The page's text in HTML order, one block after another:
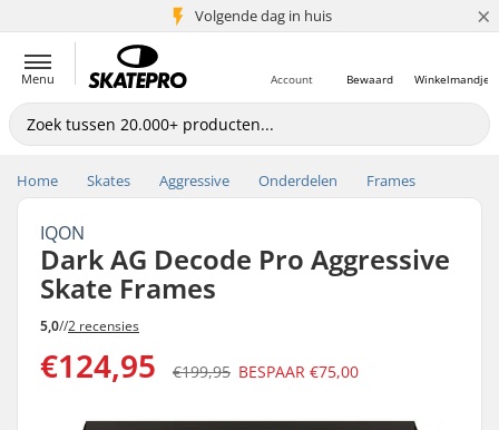
Volgende dag in huis
5+ mln. klanten ×
Menu Winkelmandje
Bewaard
Account
Home Skates Aggressive Onderdelen Frames
IQON
Dark AG Decode Pro Aggressive
Skate Frames
5,0//2 recensies
€124,95 €199,95 BESPAAR €75,00